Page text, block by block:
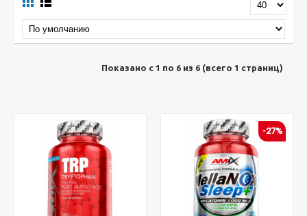
Показано с 1 по 6 из 6 (всего 1 страниц)
-27%